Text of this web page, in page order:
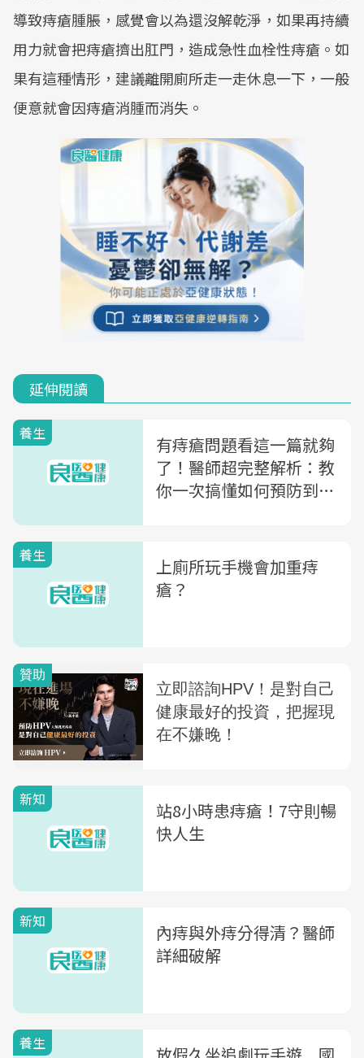
導致痔瘡腫脹，感覺會以為還沒解乾淨，如果再持續
用力就會把痔瘡擠出肛門，造成急性血栓性痔瘡。如
果有這種情形，建議離開廁所走一走休息一下，一般
便意就會因痔瘡消腫而消失。
延伸閱讀
養生
有痔瘡問題看這一篇就夠
了！醫師超完整解析：教
你一次搞懂如何預防到治
養生
上廁所玩手機會加重痔
瘡？
新知
站8小時患痔瘡！7守則暢
快人生
新知
內痔與外痔分得清？醫師
詳細破解
養生